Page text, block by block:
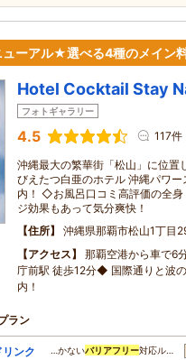
ーアル★選べる4種のメイン
Hotel Cocktail Stay
フォトギャラリー
4.5 117件
沖縄最大の繁華街「松山」に位置
びえたつ白亜のホテル 沖縄パワー
内！ ◇お風呂口コミ高評価の全
ジ効果もあって気分爽快！
住所
沖縄県那覇市松山1丁目
アクセス
那覇空港から車で6
庁前駅 徒歩12分◆ 国際通りと波
内！
ラン
ンク
…かないバリアフリー対応ル…